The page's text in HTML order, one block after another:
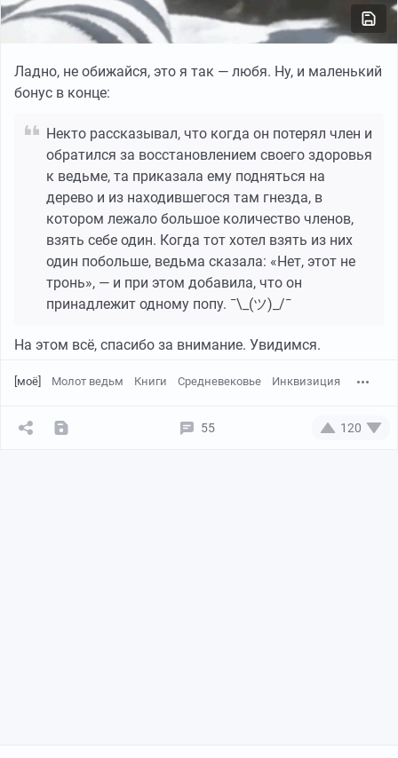
Ладно, не обижайся, это я так — любя. Ну, и маленький
бонус в конце:
Некто рассказывал, что когда он потерял член и
обратился за восстановлением своего здоровья
к ведьме, та приказала ему подняться на
дерево и из находившегося там гнезда, в
котором лежало большое количество членов,
взять себе один. Когда тот хотел взять из них
один побольше, ведьма сказала: «Нет, этот не
тронь», — и при этом добавила, что он
принадлежит одному попу. ¯\_(ツ)_/¯
На этом всё, спасибо за внимание. Увидимся.
[моё] Молот ведьм Книги Средневековье Инквизиция
55 120